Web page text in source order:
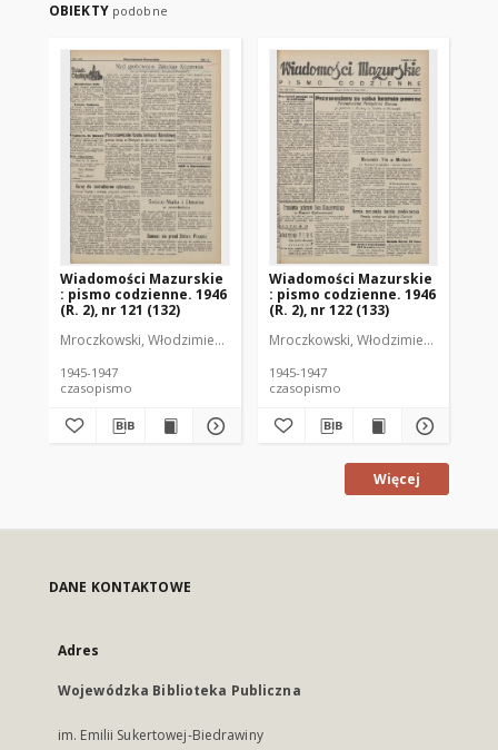
OBIEKTY podobne
Wiadomości Mazurskie
: pismo codzienne. 1946
(R. 2), nr 121 (132)
Mroczkowski, Włodzimierz (1902-1971). Redaktor
1945-1947
czasopismo
Wiadomości Mazurskie
: pismo codzienne. 1946
(R. 2), nr 122 (133)
Mroczkowski, Włodzimierz (1902-
1945-1947
czasopismo
Więcej
DANE KONTAKTOWE
Adres
Wojewódzka Biblioteka Publiczna
im. Emilii Sukertowej-Biedrawiny